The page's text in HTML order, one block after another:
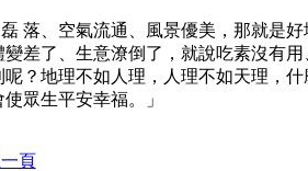
落、空氣流通、風景優美，那就是
差了、生意潦倒了，就說吃素沒有
？地理不如人理，人理不如天理，
眾生平安幸福。」
一頁